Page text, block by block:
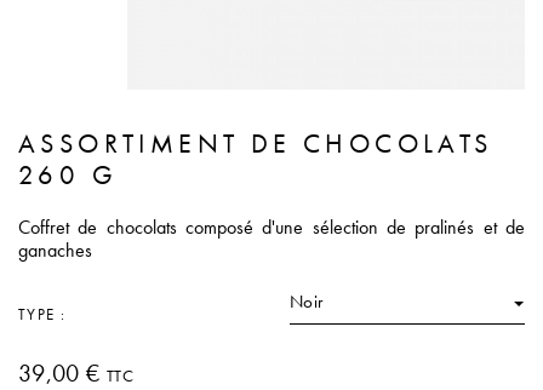
ASSORTIMENT DE CHOCOLATS
260 G
Coffret de chocolats composé d'une sélection de pralinés et de
ganaches
TYPE :
Noir
39,00 € TTC